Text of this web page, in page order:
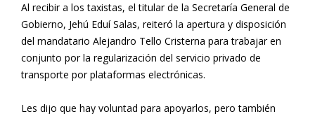
Al recibir a los taxistas, el titular de la Secretaría General de
Gobierno, Jehú Eduí Salas, reiteró la apertura y disposición
del mandatario Alejandro Tello Cristerna para trabajar en
conjunto por la regularización del servicio privado de
transporte por plataformas electrónicas.
Les dijo que hay voluntad para apoyarlos, pero también